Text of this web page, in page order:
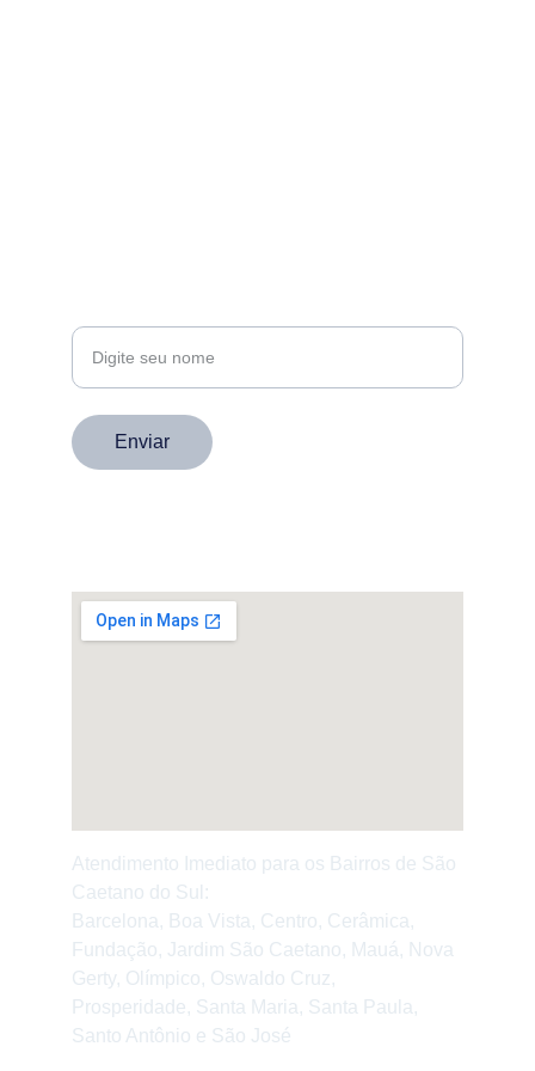
Enviar
Atendimento Imediato para os Bairros de São
Caetano do Sul:
Barcelona, Boa Vista, Centro, Cerâmica,
Fundação, Jardim São Caetano, Mauá, Nova
Gerty, Olímpico, Oswaldo Cruz,
Prosperidade, Santa Maria, Santa Paula,
Santo Antônio e São José